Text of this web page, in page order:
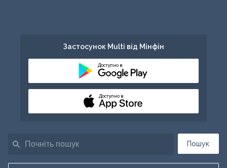
Пошук
Застосунок Multi від Мінфін
Доступно в
Доступно в